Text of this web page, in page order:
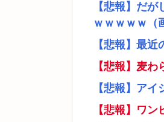
【悲報】だ
ｗｗｗｗｗ（
【悲報】最
【悲報】麦
【悲報】ア
【悲報】ワ